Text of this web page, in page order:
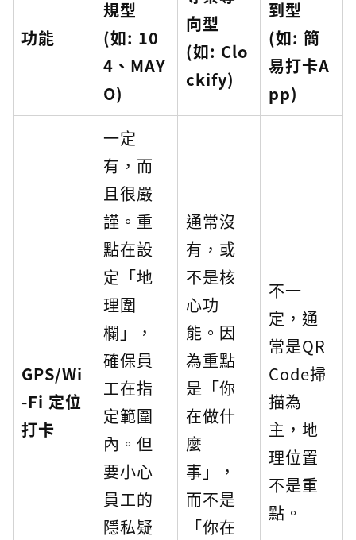
功能
規型
(如: 10
4、MAY
O)
向型
(如: Clo
ckify)
到型
(如: 簡
易打卡A
pp)
GPS/Wi
-Fi 定位
打卡
一定
有，而
且很嚴
謹。重
點在設
定「地
理圍
欄」，
確保員
工在指
定範圍
內。但
要小心
員工的
隱私疑
通常沒
有，或
不是核
心功
能。因
為重點
是「你
在做什
麼
事」，
而不是
「你在
不一
定，通
常是QR
Code掃
描為
主，地
理位置
不是重
點。